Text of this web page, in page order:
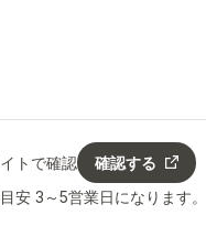
トで確認
確認する
安 3～5営業日になります。